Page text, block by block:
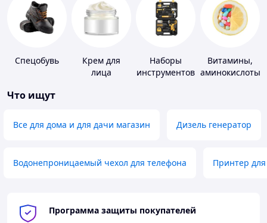
Спецобувь
Крем для
лица
Наборы
инструментов
Витамины,
аминокислоты
Что ищут
Все для дома и для дачи магазин Дизель генератор
Водонепроницаемый чехол для телефона Принтер
Программа защиты покупателей